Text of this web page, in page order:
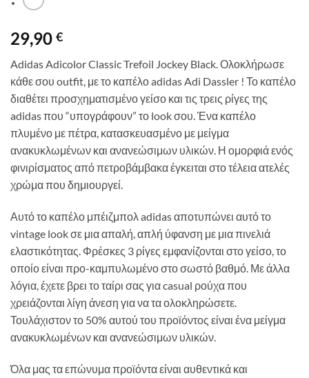
29,90 €
Adidas Adicolor Classic Trefoil Jockey Black. Ολοκλήρωσε
κάθε σου outfit, με το καπέλο adidas Adi Dassler ! Το καπέλο
διαθέτει προσχηματισμένο γείσο και τις τρεις ρίγες της
adidas που “υπογράφουν” το look σου.Ένα καπέλο
πλυμένο με πέτρα, κατασκευασμένο με μείγμα
ανακυκλωμένων και ανανεώσιμων υλικών. Η ομορφιά ενός
φινιρίσματος από πετροβάμβακα έγκειται στο τέλεια ατελές
χρώμα που δημιουργεί.
Αυτό το καπέλο μπέιζμπολ adidas αποτυπώνει αυτό το
vintage look σε μια απαλή, απλή ύφανση με μια πινελιά
ελαστικότητας. Φρέσκες 3 ρίγες εμφανίζονται στο γείσο, το
οποίο είναι προ-καμπυλωμένο στο σωστό βαθμό. Με άλλα
λόγια, έχετε βρει το ταίρι σας για casual ρούχα που
χρειάζονται λίγη άνεση για να τα ολοκληρώσετε.
Τουλάχιστον το 50% αυτού του προϊόντος είναι ένα μείγμα
ανακυκλωμένων και ανανεώσιμων υλικών.
Όλα μας τα επώνυμα προϊόντα είναι αυθεντικά και